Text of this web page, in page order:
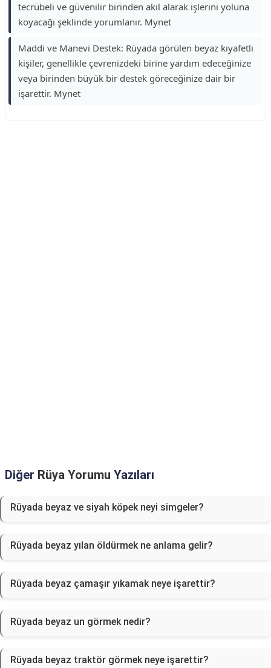
tecrübeli ve güvenilir birinden akıl alarak işlerini yoluna
koyacağı şeklinde yorumlanır. Mynet
Maddi ve Manevi Destek: Rüyada görülen beyaz kıyafetli
kişiler, genellikle çevrenizdeki birine yardım edeceğinize
veya birinden büyük bir destek göreceğinize dair bir
işarettir. Mynet
Diğer Rüya Yorumu Yazıları
Rüyada beyaz ve siyah köpek neyi simgeler?
Rüyada beyaz yılan öldürmek ne anlama gelir?
Rüyada beyaz çamaşır yıkamak neye işarettir?
Rüyada beyaz un görmek nedir?
Rüyada beyaz traktör görmek neye işarettir?